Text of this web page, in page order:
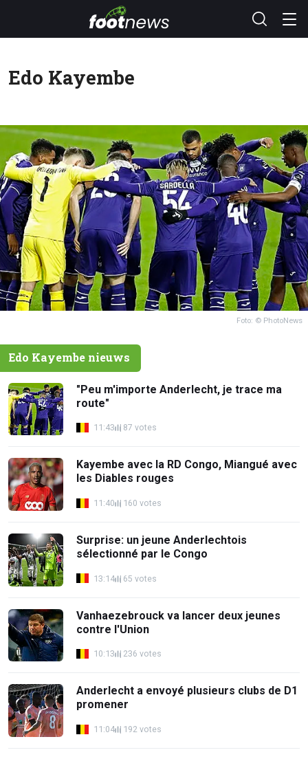
Edo Kayembe
Foto: © PhotoNews
Edo Kayembe nieuws
"Peu m'importe Anderlecht, je trace ma
route"
11:43 87 votes
Kayembe avec la RD Congo, Miangué avec
les Diables rouges
11:40 160 votes
Surprise: un jeune Anderlechtois
sélectionné par le Congo
13:14 65 votes
Vanhaezebrouck va lancer deux jeunes
contre l'Union
10:13 236 votes
Anderlecht a envoyé plusieurs clubs de D1
promener
11:04 192 votes